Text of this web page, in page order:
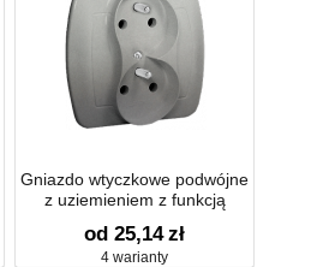
Gniazdo wtyczkowe podwójne
z uziemieniem z funkcją
od 25,14 zł
4 warianty